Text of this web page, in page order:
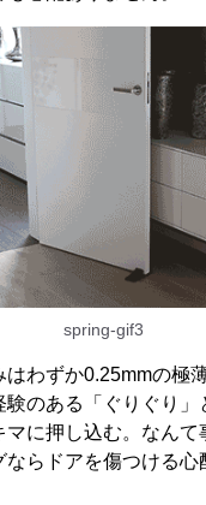
spring-gif3
はわずか0.25mmの極
験のある「ぐりぐり」
マに押し込む。なんて
らドアを傷つける心